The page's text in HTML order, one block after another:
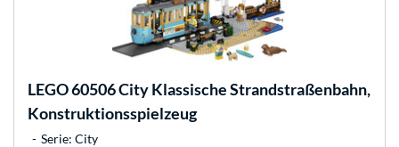
LEGO60506 City Klassische Strandstraßenbahn,
Konstruktionsspielzeug
Serie: City